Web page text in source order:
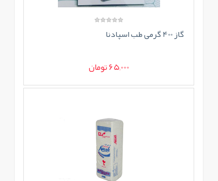
گاز 400 گرمی طب اسپادنا
65,000 تومان